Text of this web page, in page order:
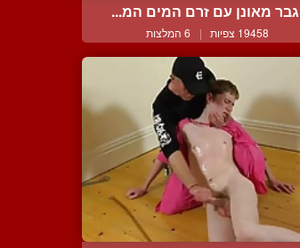
גבר מאונן עם זרם המים המ...
19458 צפיות | 6 המלצות